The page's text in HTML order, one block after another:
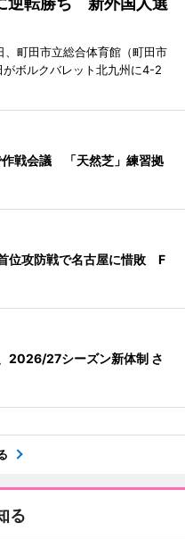
、町田市立総合体育館（町田市
ボルクバレット北九州に4-2
作戦会議 「天然芝」練習拠
位攻防戦で名古屋に惜敗 F
2026/27シーズン新体制 さ
る